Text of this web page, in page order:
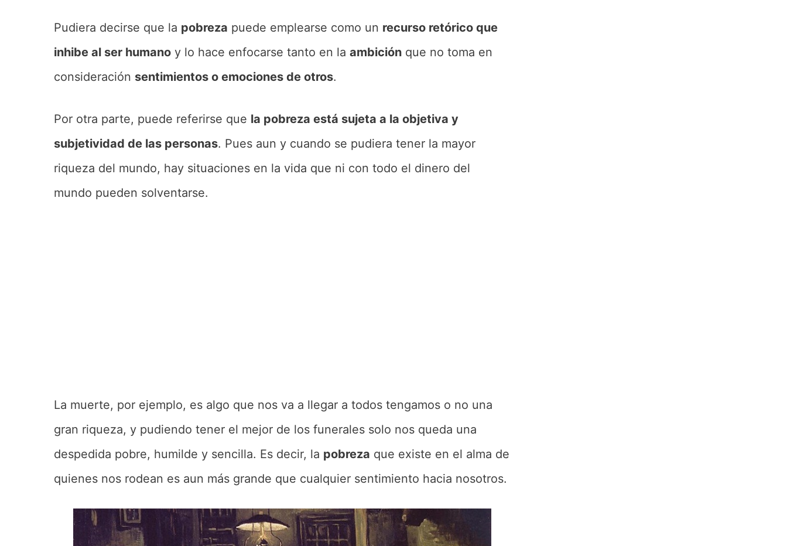
Pudiera decirse que la pobreza puede emplearse como un recurso retórico que
inhibe al ser humano y lo hace enfocarse tanto en la ambición que no toma en
consideración sentimientos o emociones de otros.
Por otra parte, puede referirse que la pobreza está sujeta a la objetiva y
subjetividad de las personas. Pues aun y cuando se pudiera tener la mayor
riqueza del mundo, hay situaciones en la vida que ni con todo el dinero del
mundo pueden solventarse.
La muerte, por ejemplo, es algo que nos va a llegar a todos tengamos o no una
gran riqueza, y pudiendo tener el mejor de los funerales solo nos queda una
despedida pobre, humilde y sencilla. Es decir, la pobreza que existe en el alma de
quienes nos rodean es aun más grande que cualquier sentimiento hacia nosotros.